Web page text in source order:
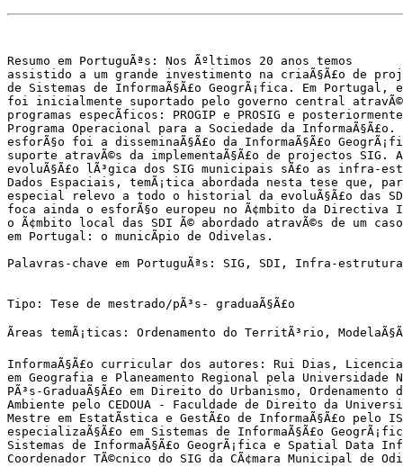
Resumo em PortuguÃªs: Nos Ãºltimos 20 anos temos
assistido a um grande investimento na criaÃ§Ã£o de
de Sistemas de InformaÃ§Ã£o GeogrÃ¡fica. Em Portugal,
foi inicialmente suportado pelo governo central
programas especÃ­ficos: PROGIP e PROSIG e
Programa Operacional para a Sociedade da
esforÃ§o foi a disseminaÃ§Ã£o da InformaÃ§Ã£o
suporte atravÃ©s da implementaÃ§Ã£o de projectos SIG.
evoluÃ§Ã£o lÃ³gica dos SIG municipais sÃ£o as infra-
Dados Espaciais, temÃ¡tica abordada nesta tese que,
especial relevo a todo o historial da evoluÃ§Ã£o das
foca ainda o esforÃ§o europeu no Ã¢mbito da Directiva
o Ã¢mbito local das SDI Ã© abordado atravÃ©s de um
em Portugal: o municÃ­pio de Odivelas.
Palavras-chave em PortuguÃªs: SIG, SDI, Infra-
Tipo: Tese de mestrado/pÃ³s- graduaÃ§Ã£o
Ãreas temÃ¡ticas: Ordenamento do TerritÃ³rio,
InformaÃ§Ã£o curricular dos autores: Rui Dias,
em Geografia e Planeamento Regional pela Universidade
PÃ³s-GraduaÃ§Ã£o em Direito do Urbanismo,
Ambiente pelo CEDOUA - Faculdade de Direito da
Mestre em EstatÃ­stica e GestÃ£o de InformaÃ§Ã£o pelo
especializaÃ§Ã£o em Sistemas de InformaÃ§Ã£o
Sistemas de InformaÃ§Ã£o GeogrÃ¡fica e Spatial Data
Coordenador TÃ©cnico do SIG da CÃ¢mara Municipal de